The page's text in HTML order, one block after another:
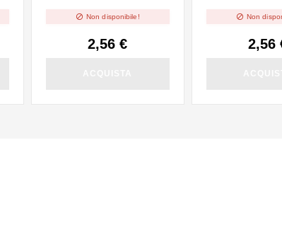
 Non disponibile!
2,56 €
 Non
2,56